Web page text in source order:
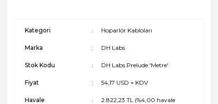
Kategori Hoparlör Kabloları
Marka DH Labs
Stok Kodu DH Labs Prelude 'Metre'
Fiyat 54,17 USD + KDV
Havale
2.822,23 TL (%4,00 havale